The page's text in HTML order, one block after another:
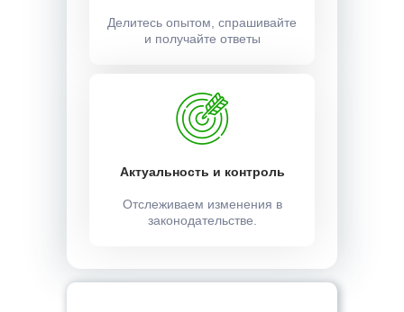
Делитесь опытом, спрашивайте
и получайте ответы
Актуальность и контроль
Отслеживаем изменения в
законодательстве.